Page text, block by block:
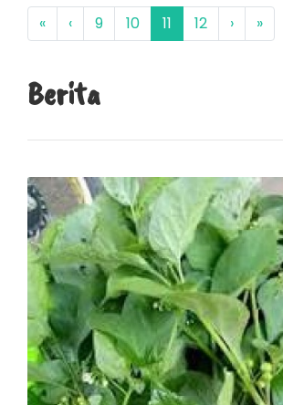
« ‹ 9 10 11 12 › »
Berita